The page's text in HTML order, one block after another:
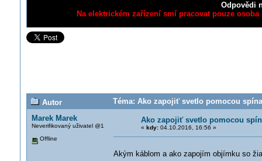
Odpovědi
Na elektrickém zařízení smí pracovat pouze
Autor
Téma: Ako zapojiť svetlo pomocou
Marek Marek
Neverifikovaný uživatel @1
Offline
Ako zapojiť svetlo pomocou
« kdy:04.10.2016, 16:56 »
Akým káblom a ako zapojím objímku so